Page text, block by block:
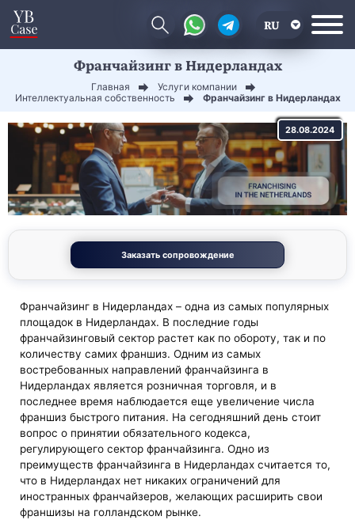
RU
CN
Франчайзинг в Нидерландах
Главная
Услуги компании
Интеллектуальная собственность
Франчайзинг в Нидерландах
28.08.2024
Заказать сопровождение
Франчайзинг в Нидерландах – одна из самых популярных
площадок в Нидерландах. В последние годы
франчайзинговый сектор растет как по обороту, так и по
количеству самих франшиз. Одним из самых
востребованных направлений франчайзинга в
Нидерландах является розничная торговля, и в
последнее время наблюдается еще увеличение числа
франшиз быстрого питания. На сегодняшний день стоит
вопрос о принятии обязательного кодекса,
регулирующего сектор франчайзинга. Одно из
преимуществ франчайзинга в Нидерландах считается то,
что в Нидерландах нет никаких ограничений для
иностранных франчайзеров, желающих расширить свои
франшизы на голландском рынке.